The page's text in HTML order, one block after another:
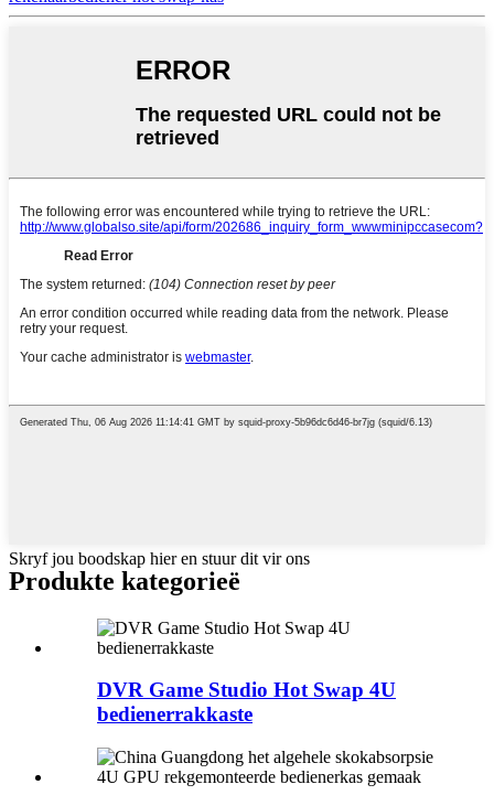
Skryf jou boodskap hier en stuur dit vir ons
Produkte kategorieë
DVR Game Studio Hot Swap 4U
bedienerrakkaste